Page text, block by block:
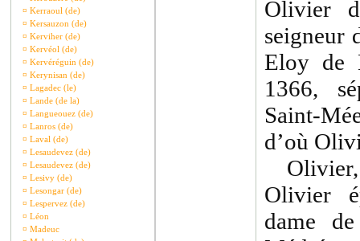
¤ Kerraoul (de)
¤ Kersauzon (de)
¤ Kerviher (de)
¤ Kervéol (de)
¤ Kervéréguin (de)
¤ Kerynisan (de)
¤ Lagadec (le)
¤ Lande (de la)
¤ Langueouez (de)
¤ Lanros (de)
¤ Laval (de)
¤ Lesaudevez (de)
¤ Lesaudevez (de)
¤ Lesivy (de)
¤ Lesongar (de)
¤ Lespervez (de)
¤ Léon
¤ Madeuc
Olivier
seigneur
Eloy de
1366,
Saint-
d’où
Olivier,
Olivier
dame